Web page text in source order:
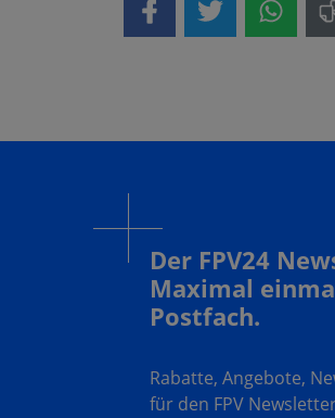
Der FPV24
Maximal
Postfach.
Rabatte, Angebote,
für den FPV